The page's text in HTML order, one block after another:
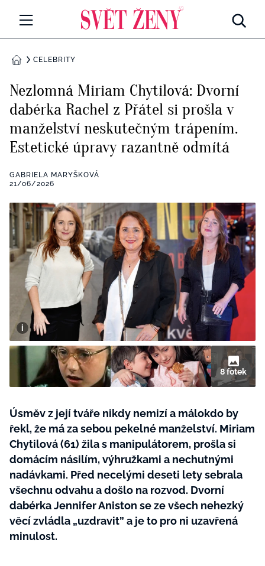
Všechny kategorie
Rozhovory
RETROHUBKY
PSYCHOLOGIE
Seberozvoj
ZDRAVÍ
Životní styl
ZÁBAVA
Všechny kategorie
Testy a kvízy
BYDLENÍ
Všechny kategorie
Tvoření
Rady a tipy
BurdaMedia
Extra
SVĚT ŽENY - 599 KČ
ROČNÍ PŘEDPLATNÉ SVĚT ŽENY +
SADA PRODUKTŮ MANA (10 ks)
DOMŮCELEBRITY
Nezlomná Miriam Chytilová: Dvorní
dabérka Rachel z Přátel si prošla v
manželství neskutečným trápením.
Estetické úpravy razantně odmítá
GABRIELA MARYŠKOVÁ
21/06/2026
8 fotek
Úsměv z její tváře nikdy nemizí a málokdo by
řekl, že má za sebou pekelné manželství. Miriam
Chytilová (61) žila s manipulátorem, prošla si
domácím násilím, výhružkami a nechutnými
nadávkami. Před necelými deseti lety sebrala
všechnu odvahu a došlo na rozvod. Dvorní
dabérka Jennifer Aniston se ze všech nehezký
věcí zvládla „uzdravit” a je to pro ni uzavřená
minulost.